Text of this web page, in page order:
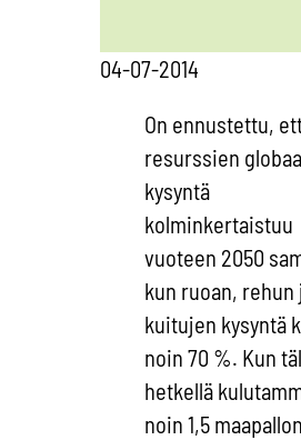
04-07-2014
On ennustettu,
resurssien
kysyntä
kolminkertaistuu
vuoteen 2050
kun ruoan, rehun
kuitujen kysyntä
noin 70 %. Kun
hetkellä
noin 1,5 maapallon